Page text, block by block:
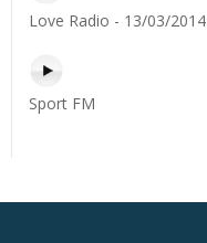
Love Radio - 13/03/2014
Sport FM